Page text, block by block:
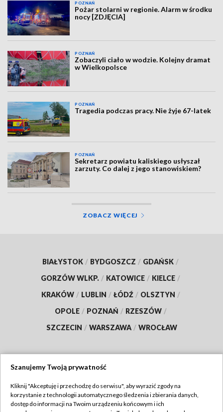
POZNAŃ
Pożar stolarni w regionie. Alarm w środku
nocy [ZDJĘCIA]
POZNAŃ
Zobaczyli ciało w wodzie. Kolejny dramat
w Wielkopolsce
POZNAŃ
Tragedia podczas pracy. Nie żyje 67-latek
POZNAŃ
Sekretarz powiatu kaliskiego usłyszał
zarzuty. Co dalej z jego stanowiskiem?
ZOBACZ WIĘCEJ
BIAŁYSTOK / BYDGOSZCZ / GDAŃSK /
GORZÓW WLKP. / KATOWICE / KIELCE /
KRAKÓW / LUBLIN / ŁÓDŹ / OLSZTYN /
OPOLE / POZNAŃ / RZESZÓW /
SZCZECIN / WARSZAWA / WROCŁAW
TVP
Szanujemy Twoją prywatność
Kliknij "Akceptuję i przechodzę do serwisu", aby wyrazić zgody na
korzystanie z technologii automatycznego śledzenia i zbierania danych,
dostęp do informacji na Twoim urządzeniu końcowym i ich